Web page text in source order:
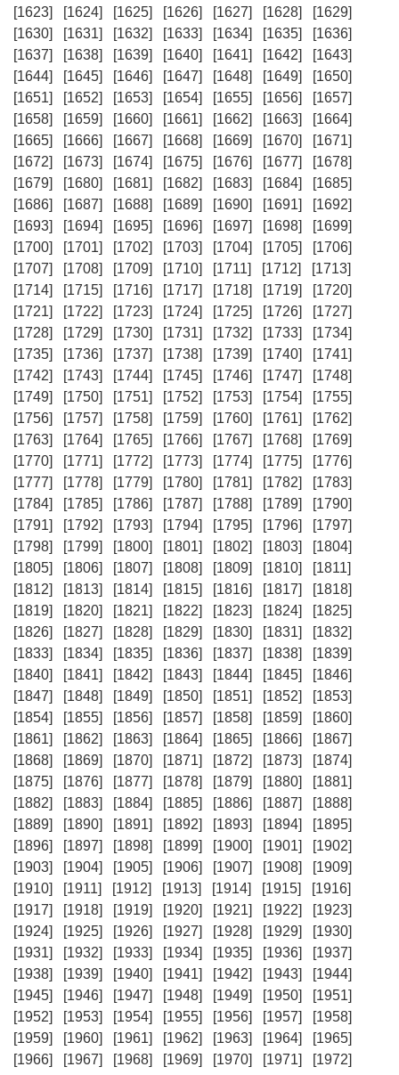
[1623]
[1624] [1625] [1626] [1627] [1628]
[1629]
[1630]
[1631] [1632] [1633] [1634] [1635]
[1636]
[1637]
[1638] [1639] [1640] [1641] [1642]
[1643]
[1644]
[1645] [1646] [1647] [1648] [1649]
[1650]
[1651]
[1652] [1653] [1654] [1655] [1656]
[1657]
[1658]
[1659] [1660] [1661] [1662] [1663]
[1664]
[1665]
[1666] [1667] [1668] [1669] [1670]
[1671]
[1672]
[1673] [1674] [1675] [1676] [1677]
[1678]
[1679]
[1680] [1681] [1682] [1683] [1684]
[1685]
[1686]
[1687] [1688] [1689] [1690] [1691]
[1692]
[1693]
[1694] [1695] [1696] [1697] [1698]
[1699]
[1700]
[1701] [1702] [1703] [1704] [1705]
[1706]
[1707]
[1708] [1709] [1710] [1711] [1712]
[1713]
[1714]
[1715] [1716] [1717] [1718] [1719]
[1720]
[1721]
[1722] [1723] [1724] [1725] [1726]
[1727]
[1728]
[1729] [1730] [1731] [1732] [1733]
[1734]
[1735]
[1736] [1737] [1738] [1739] [1740]
[1741]
[1742]
[1743] [1744] [1745] [1746] [1747]
[1748]
[1749]
[1750] [1751] [1752] [1753] [1754]
[1755]
[1756]
[1757] [1758] [1759] [1760] [1761]
[1762]
[1763]
[1764] [1765] [1766] [1767] [1768]
[1769]
[1770]
[1771] [1772] [1773] [1774] [1775]
[1776]
[1777]
[1778] [1779] [1780] [1781] [1782]
[1783]
[1784]
[1785] [1786] [1787] [1788] [1789]
[1790]
[1791]
[1792] [1793] [1794] [1795] [1796]
[1797]
[1798]
[1799] [1800] [1801] [1802] [1803]
[1804]
[1805]
[1806] [1807] [1808] [1809] [1810]
[1811]
[1812]
[1813] [1814] [1815] [1816] [1817]
[1818]
[1819]
[1820] [1821] [1822] [1823] [1824]
[1825]
[1826]
[1827] [1828] [1829] [1830] [1831]
[1832]
[1833]
[1834] [1835] [1836] [1837] [1838]
[1839]
[1840]
[1841] [1842] [1843] [1844] [1845]
[1846]
[1847]
[1848] [1849] [1850] [1851] [1852]
[1853]
[1854]
[1855] [1856] [1857] [1858] [1859]
[1860]
[1861]
[1862] [1863] [1864] [1865] [1866]
[1867]
[1868]
[1869] [1870] [1871] [1872] [1873]
[1874]
[1875]
[1876] [1877] [1878] [1879] [1880]
[1881]
[1882]
[1883] [1884] [1885] [1886] [1887]
[1888]
[1889]
[1890] [1891] [1892] [1893] [1894]
[1895]
[1896]
[1897] [1898] [1899] [1900] [1901]
[1902]
[1903]
[1904] [1905] [1906] [1907] [1908]
[1909]
[1910]
[1911] [1912] [1913] [1914] [1915]
[1916]
[1917]
[1918] [1919] [1920] [1921] [1922]
[1923]
[1924]
[1925] [1926] [1927] [1928] [1929]
[1930]
[1931]
[1932] [1933] [1934] [1935] [1936]
[1937]
[1938]
[1939] [1940] [1941] [1942] [1943]
[1944]
[1945]
[1946] [1947] [1948] [1949] [1950]
[1951]
[1952]
[1953] [1954] [1955] [1956] [1957]
[1958]
[1959]
[1960] [1961] [1962] [1963] [1964]
[1965]
[1966]
[1967] [1968] [1969] [1970] [1971]
[1972]